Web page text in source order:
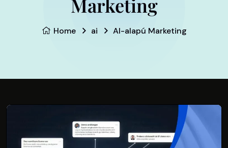
Marketing
Home ai AI-alapú Marketing